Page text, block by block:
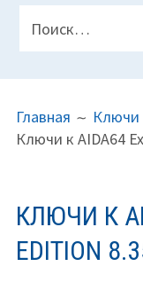
ВЕРХНЕГО
Найти:
НА
САЙТЕ
КРОШКИ)
Главная
Ключи
Ключи к AIDA64
КЛЮЧИ К
EDITION